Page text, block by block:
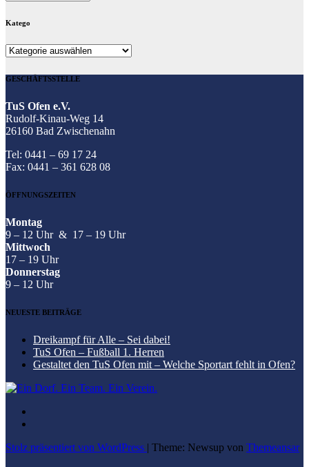
Katego
Katego
GESCHÄFTSSTELLE
TuS Ofen e.V.
Rudolf-Kinau-Weg 14
26160 Bad Zwischenahn
Tel: 0441 – 69 17 24
Fax: 0441 – 361 628 08
ÖFFNUNGSZEITEN
Montag
9 – 12 Uhr & 17 – 19 Uhr
Mittwoch
17 – 19 Uhr
Donnerstag
9 – 12 Uhr
NEUESTE BEITRÄGE
Dreikampf für Alle – Sei dabei!
TuS Ofen – Fußball 1. Herren
Gestaltet den TuS Ofen mit – Welche Sportart fehlt in Ofen?
Stolz präsentiert von WordPress | Theme: Newsup von Themeansar